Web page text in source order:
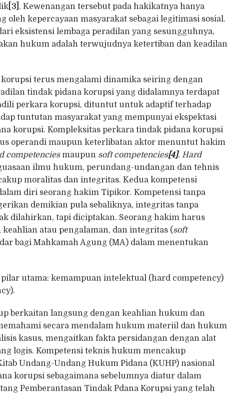
[3] . Kewenangan tersebut pada hakikatnya hanya
oleh kepercayaan masyarakat sebagai legitimasi sosial.
eksistensi lembaga peradilan yang sesungguhnya,
hukum adalah terwujudnya ketertiban dan keadilan
terus mengalami dinamika seiring dengan
tindak pidana korupsi yang didalamnya terdapat
perkara korupsi, dituntut untuk adaptif terhadap
tuntutan masyarakat yang mempunyai ekspektasi
korupsi. Kompleksitas perkara tindak pidana korupsi
operandi maupun keterlibatan aktor menuntut hakim
competenciesmaupun soft competencies[4]. Hard
ilmu hukum, perundang-undangan dan tehnis
moralitas dan integritas. Kedua kompetensi
diri seorang hakim Tipikor. Kompetensi tanpa
demikian pula sebaliknya, integritas tanpa
dilahirkan, tapi diciptakan. Seorang hakim harus
keahlian atau pengalaman, dan integritas (soft
bagi Mahkamah Agung (MA) dalam menentukan
utama: kemampuan intelektual (hard competency)
berkaitan langsung dengan keahlian hukum dan
secara mendalam hukum materiil dan hukum
kasus, mengaitkan fakta persidangan dengan alat
logis. Kompetensi teknis hukum mencakup
Undang-Undang Hukum Pidana (KUHP) nasional
korupsi sebagaimana sebelumnya diatur dalam
Pemberantasan Tindak Pdana Korupsi yang telah